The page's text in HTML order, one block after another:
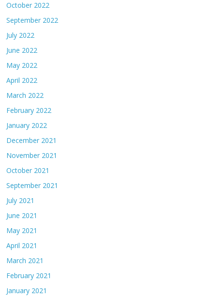
October 2022
September 2022
July 2022
June 2022
May 2022
April 2022
March 2022
February 2022
January 2022
December 2021
November 2021
October 2021
September 2021
July 2021
June 2021
May 2021
April 2021
March 2021
February 2021
January 2021